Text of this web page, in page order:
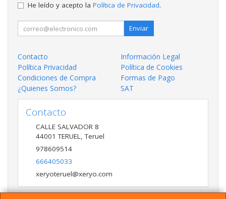
He leído y acepto la Política de Privacidad.
Enviar
Contacto
Información Legal
Política Privacidad
Política de Cookies
Condiciones de Compra
Formas de Pago
¿Quienes Somos?
SAT
Contacto
CALLE SALVADOR 8
44001 TERUEL,Teruel
978609514
666405033
xeryoteruel@xeryo.com